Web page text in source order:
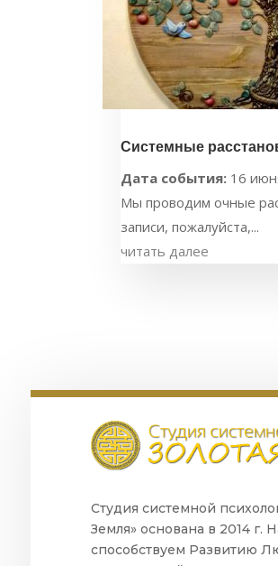
Системные
Дата события: 16
Мы проводим очные
записи, пожалуйста,...
читать далее
Студия системной
Земля» основана в 2014 г.
способствуем Развитию